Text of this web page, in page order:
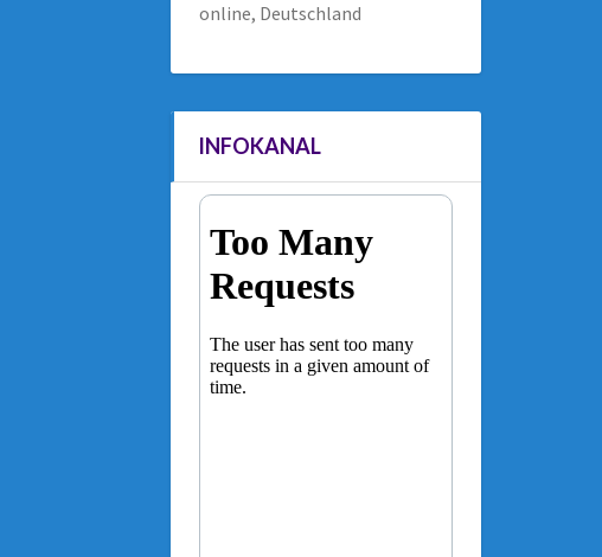
online, Deutschland
INFOKANAL